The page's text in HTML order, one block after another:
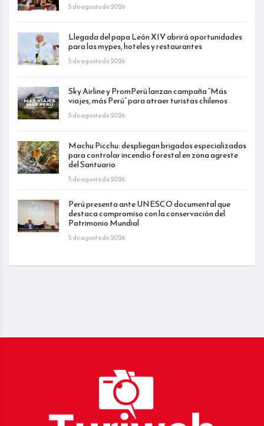
5 de agosto de 2026
Llegada del papa León XIV abrirá oportunidades
para las mypes, hoteles y restaurantes
5 de agosto de 2026
Sky Airline y PromPerú lanzan campaña “Más
viajes, más Perú” para atraer turistas chilenos
5 de agosto de 2026
Machu Picchu: despliegan brigadas especializadas
para controlar incendio forestal en zona agreste
del Santuario
5 de agosto de 2026
Perú presenta ante UNESCO documental que
destaca compromiso con la conservación del
Patrimonio Mundial
5 de agosto de 2026